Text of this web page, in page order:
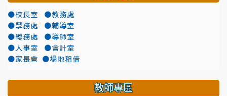
●校長室
●教務處
●學務處
●輔導室
●總務處
●導師室
●人事室
●會計室
●家長會
●場地租借
教師專區